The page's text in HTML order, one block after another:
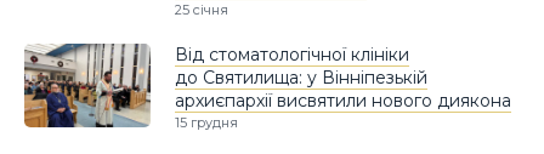
25 січня
Від стоматологічної клініки
до Святилища: у Вінніпезькій
архиєпархії висвятили нового диякона
15 грудня